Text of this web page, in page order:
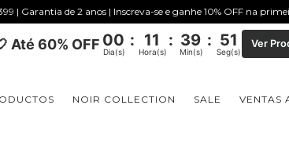
| Garantia de 2 anos | Inscreva-se e ganhe 10% OFF na
Até 60% OFF 00 : 11 : 39 : 50
Dia(s) Hora(s) Min(s) Seg(s)
Ver
NOIR COLLECTION SALE VENTAS